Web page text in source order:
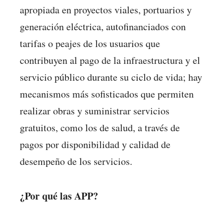
apropiada en proyectos viales, portuarios y
generación eléctrica, autofinanciados con
tarifas o peajes de los usuarios que
contribuyen al pago de la infraestructura y el
servicio público durante su ciclo de vida; hay
mecanismos más sofisticados que permiten
realizar obras y suministrar servicios
gratuitos, como los de salud, a través de
pagos por disponibilidad y calidad de
desempeño de los servicios.
¿Por qué las APP?